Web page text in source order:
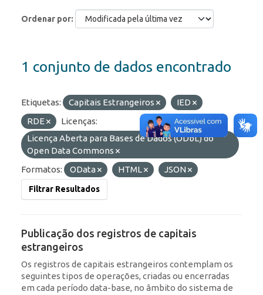
Ordenar por
1 conjunto de dados encontrado
Etiquetas: Capitais Estrangeiros
IED
RDE
Licenças:
Licença Aberta para Bases de Dados (ODbL) do
Open Data Commons
Formatos:
OData HTML JSON
Filtrar Resultados
Publicação dos registros de capitais
estrangeiros
Os registros de capitais estrangeiros contemplam os
seguintes tipos de operações, criadas ou encerradas
em cada período data-base, no âmbito do sistema de